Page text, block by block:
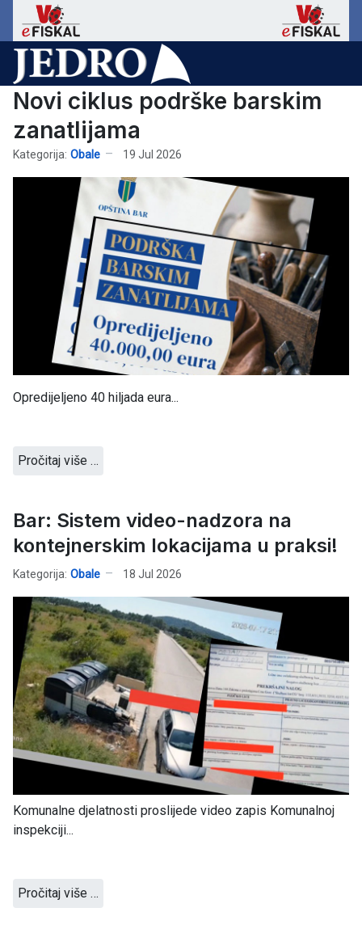
Novi ciklus podrške barskim
zanatlijama
Kategorija: Obale 19 Jul 2026
Opredijeljeno 40 hiljada eura...
Pročitaj više …
Bar: Sistem video-nadzora na
kontejnerskim lokacijama u praksi!
Kategorija: Obale 18 Jul 2026
Komunalne djelatnosti proslijede video zapis Komunalnoj
inspekciji...
Pročitaj više …